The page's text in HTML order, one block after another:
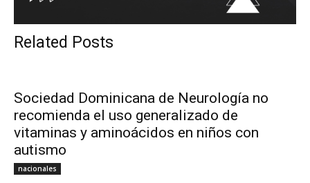
Related Posts
Sociedad Dominicana de Neurología no
recomienda el uso generalizado de
vitaminas y aminoácidos en niños con
autismo
nacionales